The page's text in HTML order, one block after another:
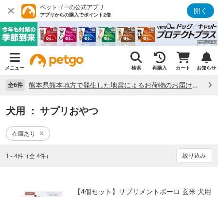
ペットゴーの公式アプリ
アプリからの購入でポイント2倍 開く
メニュー 検索 再購入 カート お知らせ
全6件 熊本県熊本地方で発生した地震によるお荷物のお届け状況について （7/28）
犬用 ： サプリおやつ
在庫あり
1 - 4件（全 4件） 絞り込み
【4個セット】サプリメントボーロ 玄米 犬用